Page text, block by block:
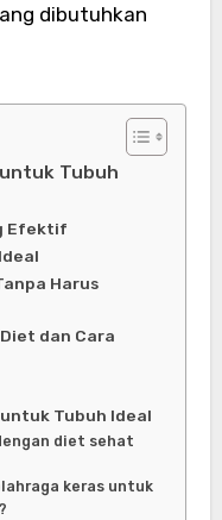
dibutuhkan
Tubuh
Efektif
Harus
dan Cara
Tubuh Ideal
diet sehat
keras untuk